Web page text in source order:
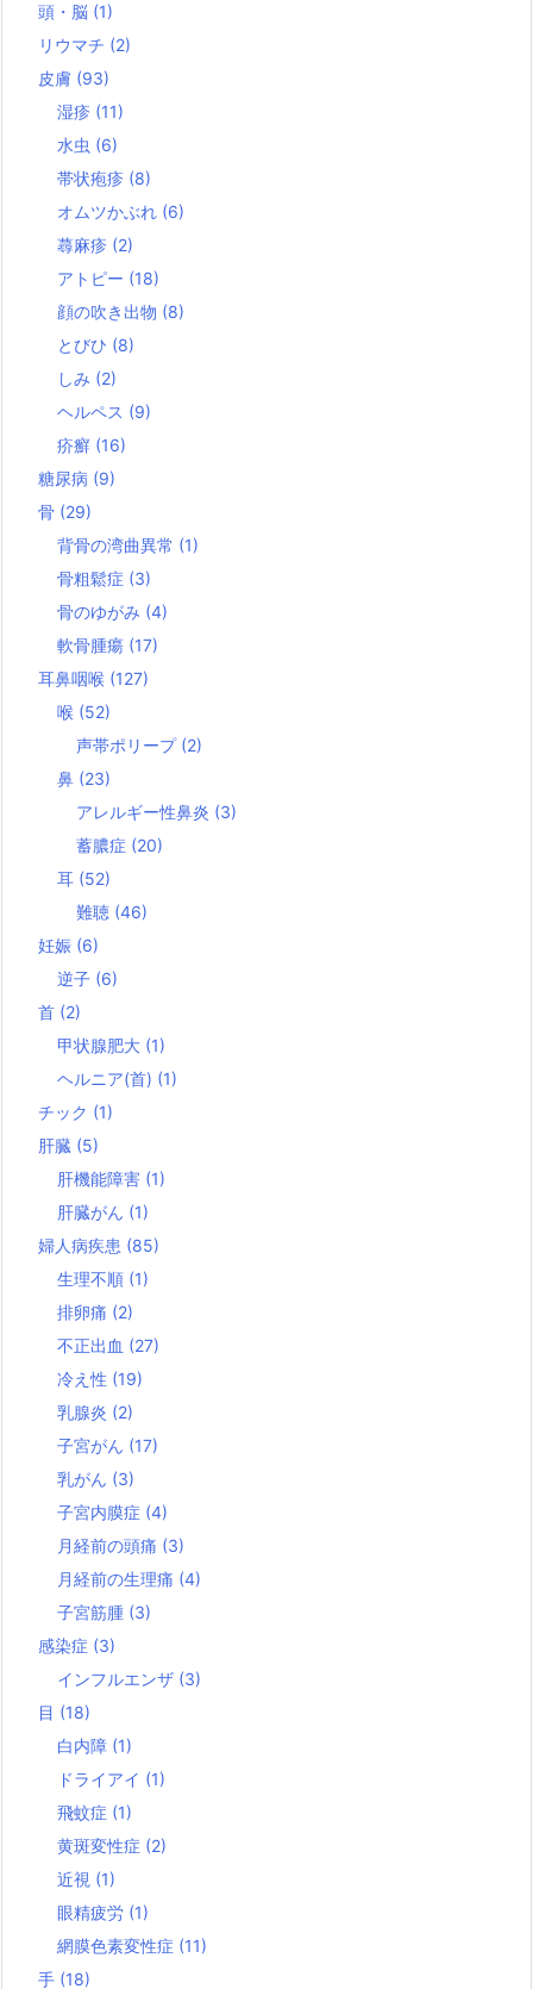
頭・脳 (1)
リウマチ (2)
皮膚 (93)
湿疹 (11)
水虫 (6)
帯状疱疹 (8)
オムツかぶれ (6)
蕁麻疹 (2)
アトピー (18)
顔の吹き出物 (8)
とびひ (8)
しみ (2)
ヘルペス (9)
疥癬 (16)
糖尿病 (9)
骨 (29)
背骨の湾曲異常 (1)
骨粗鬆症 (3)
骨のゆがみ (4)
軟骨腫瘍 (17)
耳鼻咽喉 (127)
喉 (52)
声帯ポリープ (2)
鼻 (23)
アレルギー性鼻炎 (3)
蓄膿症 (20)
耳 (52)
難聴 (46)
妊娠 (6)
逆子 (6)
首 (2)
甲状腺肥大 (1)
ヘルニア(首) (1)
チック (1)
肝臓 (5)
肝機能障害 (1)
肝臓がん (1)
婦人病疾患 (85)
生理不順 (1)
排卵痛 (2)
不正出血 (27)
冷え性 (19)
乳腺炎 (2)
子宮がん (17)
乳がん (3)
子宮内膜症 (4)
月経前の頭痛 (3)
月経前の生理痛 (4)
子宮筋腫 (3)
感染症 (3)
インフルエンザ (3)
目 (18)
白内障 (1)
ドライアイ (1)
飛蚊症 (1)
黄斑変性症 (2)
近視 (1)
眼精疲労 (1)
網膜色素変性症 (11)
手 (18)